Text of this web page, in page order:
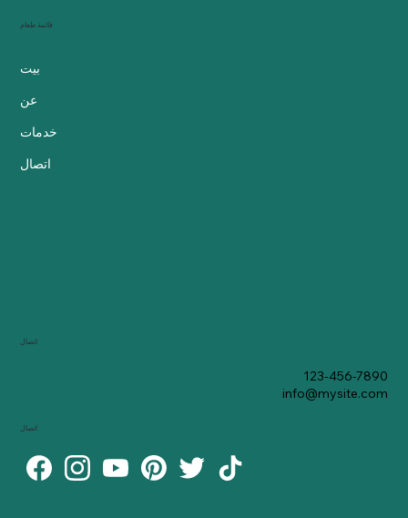
قائمة طعام
بيت
عن
خدمات
اتصال
اتصال
123-456-7890
info@mysite.com
اتصال